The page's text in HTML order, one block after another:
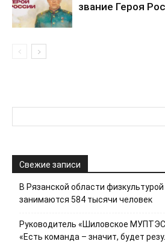
звание Героя
Свежие записи
В Рязанской области
занимаются 584 тысячи человек
Руководитель «Шиловское
«Есть команда – значит, будет